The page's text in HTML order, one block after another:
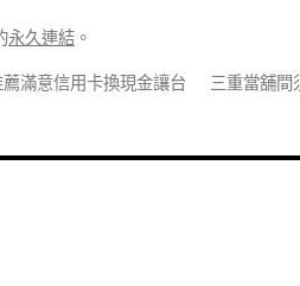
永久連結 。
滿意信用卡換現金讓台
三重當舖間